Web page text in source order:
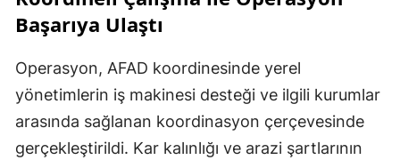
Başarıya Ulaştı
Operasyon, AFAD koordinesinde yerel
yönetimlerin iş makinesi desteği ve ilgili kurumlar
arasında sağlanan koordinasyon çerçevesinde
gerçekleştirildi. Kar kalınlığı ve arazi şartlarının